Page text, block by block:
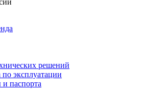
решений
по эксплуатации
паспорта